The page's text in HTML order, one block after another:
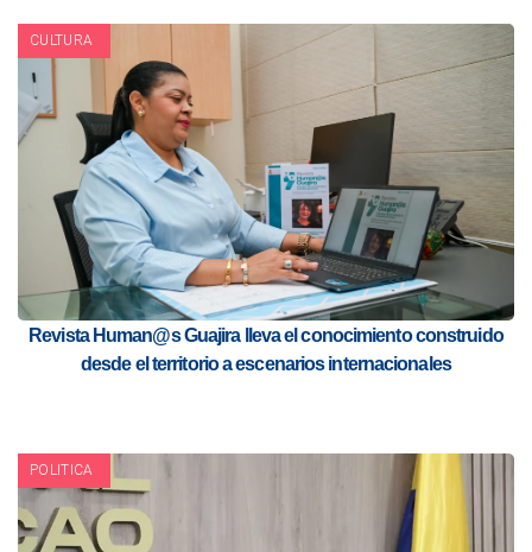
CULTURA
Revista Human@s Guajira lleva el conocimiento construido
desde el territorio a escenarios internacionales
POLITICA